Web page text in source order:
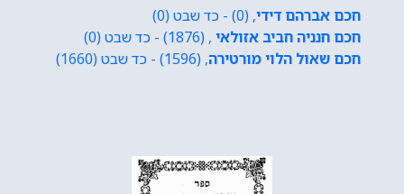
חכם אברהם דידי, (0) - כד שבט (0)
חכם חנניה חביב אזולאי , (1876) - כד שבט (0)
חכם שאול הלוי מורטירה, (1596) - כד שבט (1660)